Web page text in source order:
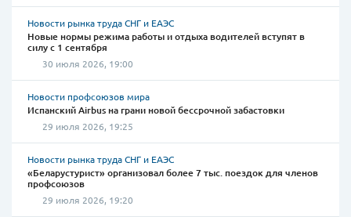
Новости рынка труда СНГ и ЕАЭС
Новые нормы режима работы и отдыха водителей вступят в
силу с 1 сентября
30 июля 2026, 19:00
Новости профсоюзов мира
Испанский Airbus на грани новой бессрочной забастовки
29 июля 2026, 19:25
Новости рынка труда СНГ и ЕАЭС
«Беларустурист» организовал более 7 тыс. поездок для членов
профсоюзов
29 июля 2026, 19:20